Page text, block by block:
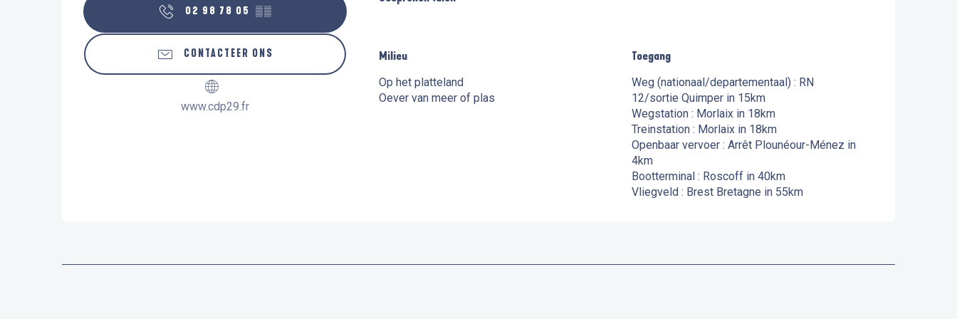
02 98 78 05 ▒▒
CONTACTEER ONS
www.cdp29.fr
Milieu
Milieu
Op het platteland
Oever van meer of plas
Toegang
Toegang
Weg (nationaal/departementaal) : RN
12/sortie Quimper in 15km
Wegstation : Morlaix in 18km
Treinstation : Morlaix in 18km
Openbaar vervoer : Arrêt Plounéour-Ménez in
4km
Bootterminal : Roscoff in 40km
Vliegveld : Brest Bretagne in 55km